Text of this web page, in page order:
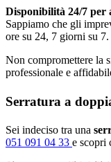
Disponibilità 24/7 per
Sappiamo che gli
ore su 24, 7 giorni su 7.
Non compromettere la
professionale e
Serratura a
Sei indeciso tra una
051 091 04 33 e scopri